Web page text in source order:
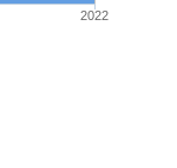
2022